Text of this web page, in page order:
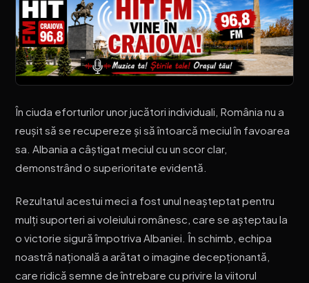
În ciuda eforturilor unor jucători individuali, România nu a
reușit să se recupereze și să întoarcă meciul în favoarea
sa. Albania a câștigat meciul cu un scor clar,
demonstrând o superioritate evidentă.
Rezultatul acestui meci a fost unul neașteptat pentru
mulți suporteri ai voleiului românesc, care se așteptau la
o victorie sigură împotriva Albaniei. În schimb, echipa
noastră națională a arătat o imagine decepționantă,
care ridică semne de întrebare cu privire la viitorul